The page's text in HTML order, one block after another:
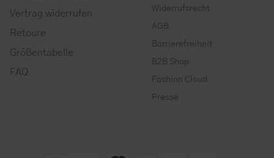
Vertrag widerrufen
Retoure
Größentabelle
FAQ
Widerrufsrecht
AGB
Barrierefreiheit
B2B Shop
Fashion Cloud
Presse